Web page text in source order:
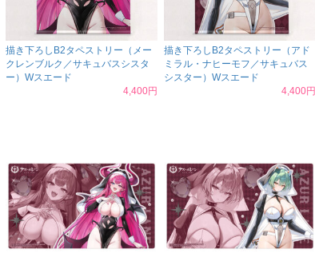
描き下ろしB2タペストリー（メー
クレンブルク／サキュバスシスタ
ー）Wスエード
4,400円
描き下ろしB2タペストリー（アド
ミラル・ナヒーモフ／サキュバス
シスター）Wスエード
4,400円